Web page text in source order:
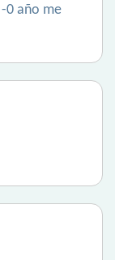
0 año me